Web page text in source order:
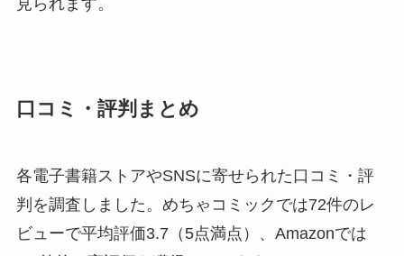
見られます。
口コミ・評判まとめ
各電子書籍ストアやSNSに寄せられた口コミ・評
判を調査しました。めちゃコミックでは72件のレ
ビューで平均評価3.7（5点満点）、Amazonでは